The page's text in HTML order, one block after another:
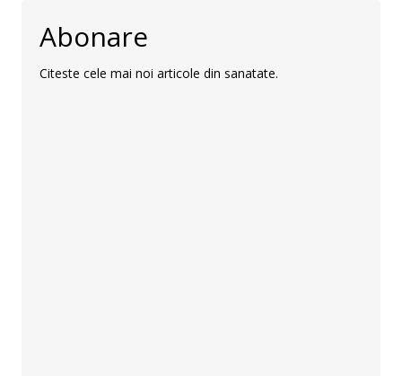
Abonare
Citeste cele mai noi articole din sanatate.